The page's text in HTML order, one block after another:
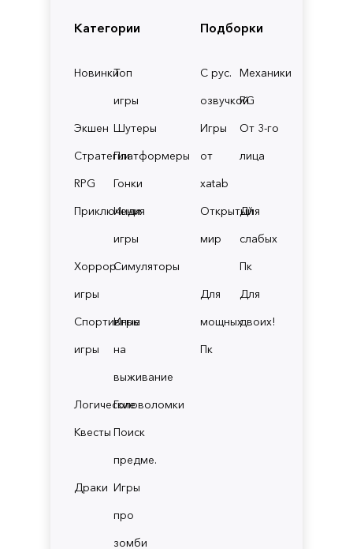
Категории
НовинкиТоп
игры
Экшен Шутеры
СтратегииПлатформеры
RPG
Гонки
Приключения
Инди
игры
Хоррор
игры
Симуляторы
Спортивные
игры
Игры
на
выживание
ЛогическиеГоловоломки
Квесты Поиск
предме.
Драки Игры
про
зомби
Подборки
С рус.
озвучкой
Механики
RG
Игры
от
xatab
От 3-го
лица
Открытый
мир
Для
слабых
Пк
Для
мощных
Пк
Для
двоих!